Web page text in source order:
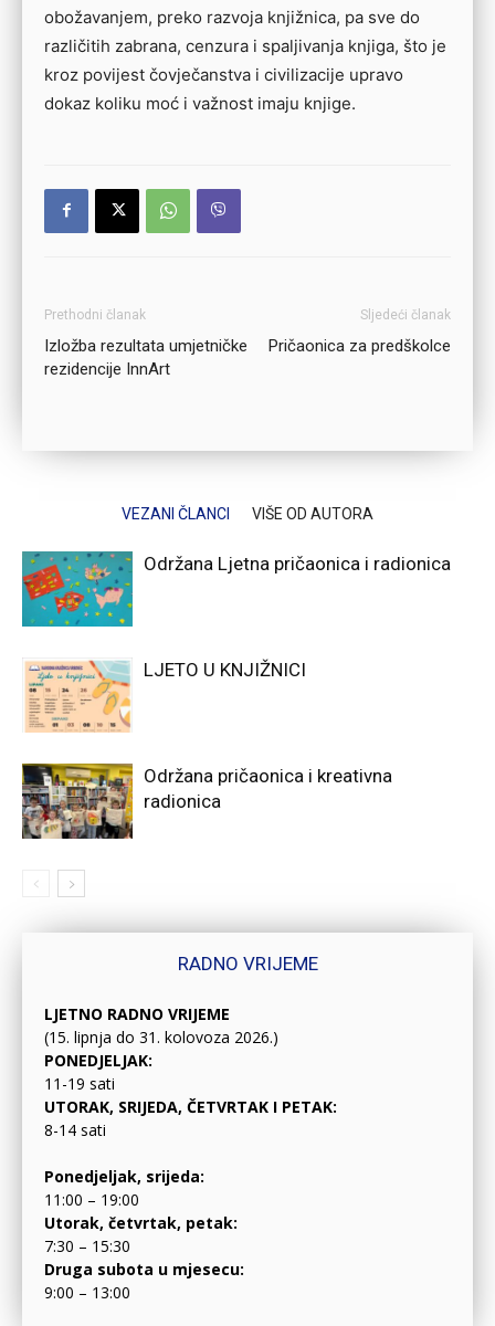
obožavanjem, preko razvoja knjižnica, pa sve do
različitih zabrana, cenzura i spaljivanja knjiga, što je
kroz povijest čovječanstva i civilizacije upravo
dokaz koliku moć i važnost imaju knjige.
Prethodni članak
Izložba rezultata umjetničke
rezidencije InnArt
Sljedeći članak
Pričaonica za predškolce
VEZANI ČLANCI VIŠE OD AUTORA
Održana Ljetna pričaonica i radionica
LJETO U KNJIŽNICI
Održana pričaonica i kreativna
radionica
RADNO VRIJEME
LJETNO RADNO VRIJEME
(15. lipnja do 31. kolovoza 2026.)
PONEDJELJAK:
11-19 sati
UTORAK, SRIJEDA, ČETVRTAK I PETAK:
8-14 sati
Ponedjeljak, srijeda:
11:00 – 19:00
Utorak, četvrtak, petak:
7:30 – 15:30
Druga subota u mjesecu:
9:00 – 13:00